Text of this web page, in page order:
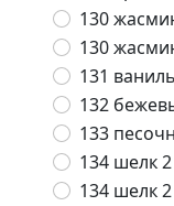
130
130
131
132
133
134 шелк 2
134 шелк 2